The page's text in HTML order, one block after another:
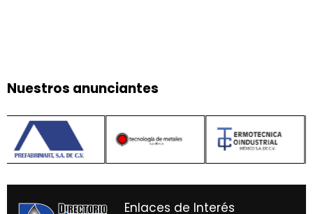
Nuestros anunciantes
Enlaces de Interés